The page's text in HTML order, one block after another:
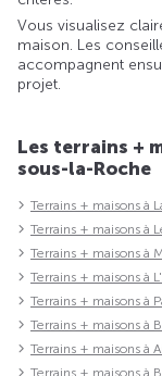
Vous visualisez
maison. Les
accompagnent
projet.
Les terrains +
sous-la-Roche
Terrains + maisons à
Terrains + maisons à
Terrains + maisons à
Terrains + maisons à
Terrains + maisons à
Terrains + maisons à
Terrains + maisons à
Terrains + maisons à